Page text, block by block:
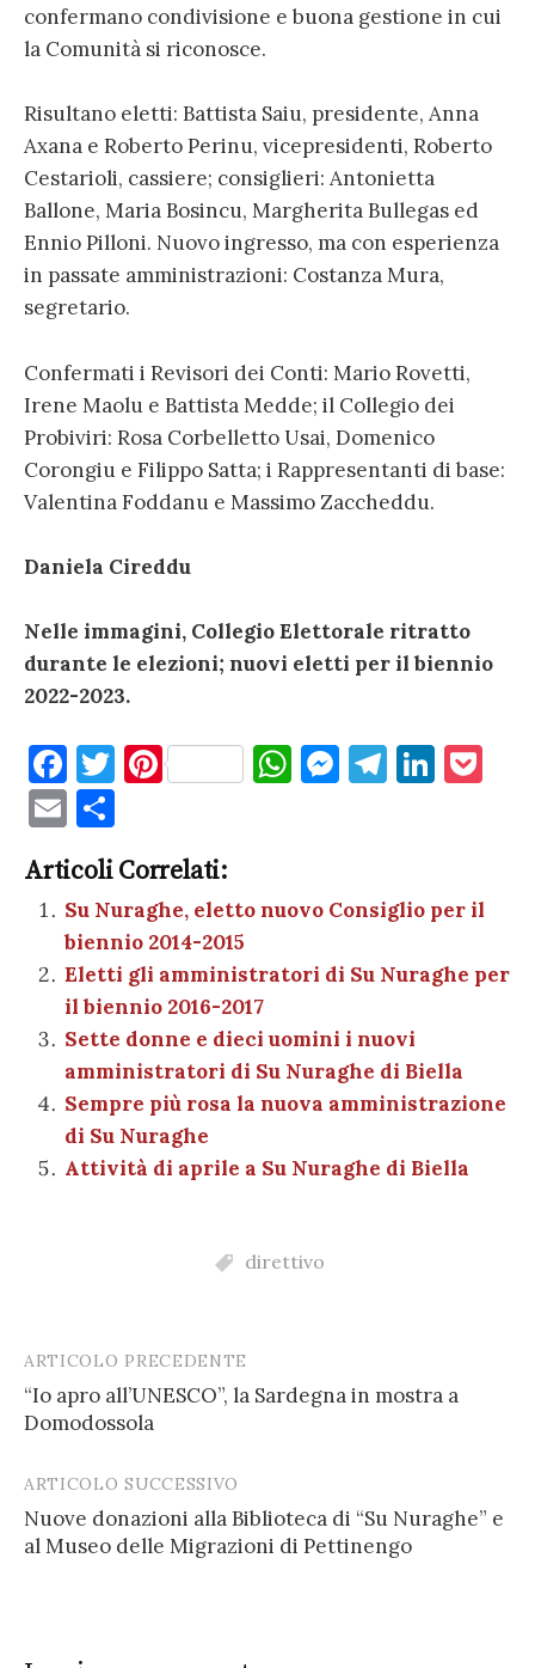
confermano condivisione e buona gestione in cui
la Comunità si riconosce.
Risultano eletti: Battista Saiu, presidente, Anna
Axana e Roberto Perinu, vicepresidenti, Roberto
Cestarioli, cassiere; consiglieri: Antonietta
Ballone, Maria Bosincu, Margherita Bullegas ed
Ennio Pilloni. Nuovo ingresso, ma con esperienza
in passate amministrazioni: Costanza Mura,
segretario.
Confermati i Revisori dei Conti: Mario Rovetti,
Irene Maolu e Battista Medde; il Collegio dei
Probiviri: Rosa Corbelletto Usai, Domenico
Corongiu e Filippo Satta; i Rappresentanti di base:
Valentina Foddanu e Massimo Zaccheddu.
Daniela Cireddu
Nelle immagini, Collegio Elettorale ritratto
durante le elezioni; nuovi eletti per il biennio
2022-2023.
F
a
c
e
b
o
o
k
T
te
r
Pi
es
t
W
A
p
M
g
er
T
a
m
Li
dI
n
et
E
m
ai
l
o
n
di
vi
di
Articoli Correlati:
Su Nuraghe, eletto nuovo Consiglio per il
biennio 2014-2015
Eletti gli amministratori di Su Nuraghe per
il biennio 2016-2017
Sette donne e dieci uomini i nuovi
amministratori di Su Nuraghe di Biella
Sempre più rosa la nuova amministrazione
di Su Nuraghe
Attività di aprile a Su Nuraghe di Biella
direttivo
Post
navigation
ARTICOLO PRECEDENTE
“Io apro all’UNESCO”, la Sardegna in mostra a
Domodossola
ARTICOLO SUCCESSIVO
Nuove donazioni alla Biblioteca di “Su Nuraghe” e
al Museo delle Migrazioni di Pettinengo